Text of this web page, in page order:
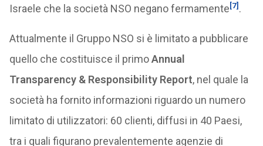
Israele che la società NSO negano fermamente[7] .
Attualmente il Gruppo NSO si è limitato a pubblicare
quello che costituisce il primoAnnual
Transparency & Responsibility Report, nel quale la
società ha fornito informazioni riguardo un numero
limitato di utilizzatori: 60 clienti, diffusi in 40 Paesi,
tra i quali figurano prevalentemente agenzie di